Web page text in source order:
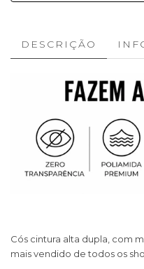
DESCRIÇÃO
Cós cintura alta dupla, com
mais vendido de todos os